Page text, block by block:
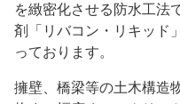
を緻密化させる防水工法
剤「リバコン・リキッド
っております。
擁壁、橋梁等の土木構造